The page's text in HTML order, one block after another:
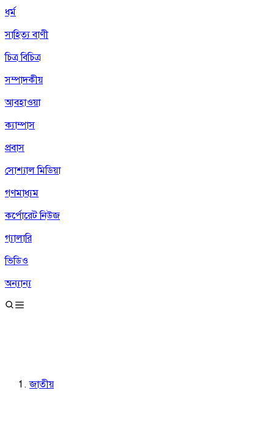
ধর্ম
সাহিত্য বাণী
চিত্র বিচিত্র
সম্পাদকীয়
আবহাওয়া
ক্যাম্পাস
প্রবাস
সোশ্যাল মিডিয়া
গণমাধ্যম
কর্পোরেট নিউজ
গ্যালারি
ভিডিও
অন্যান্য
জাতীয়